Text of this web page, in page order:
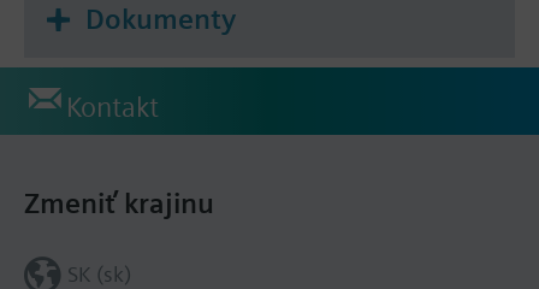
Dokumenty
Kontakt
Zmeniť krajinu
SK (sk)